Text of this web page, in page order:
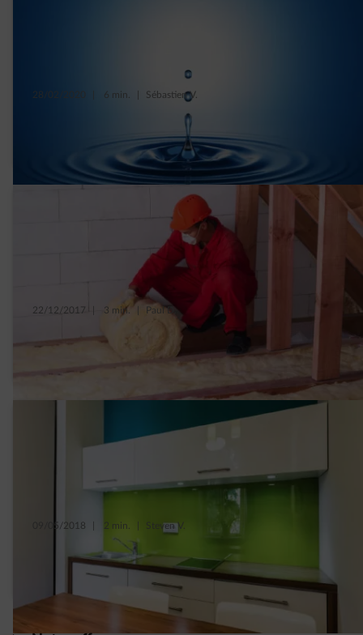
28/02/2020 6 min. Sébastien V.
Le vrai et le faux sur notre consommation
22/12/2017 3 min. Paul D.
5 préjugés qu’on a tous entendus un jour sur
09/05/2018 2 min. Steven V.
5 idées pour gagner de la place dans une
petite cuisine